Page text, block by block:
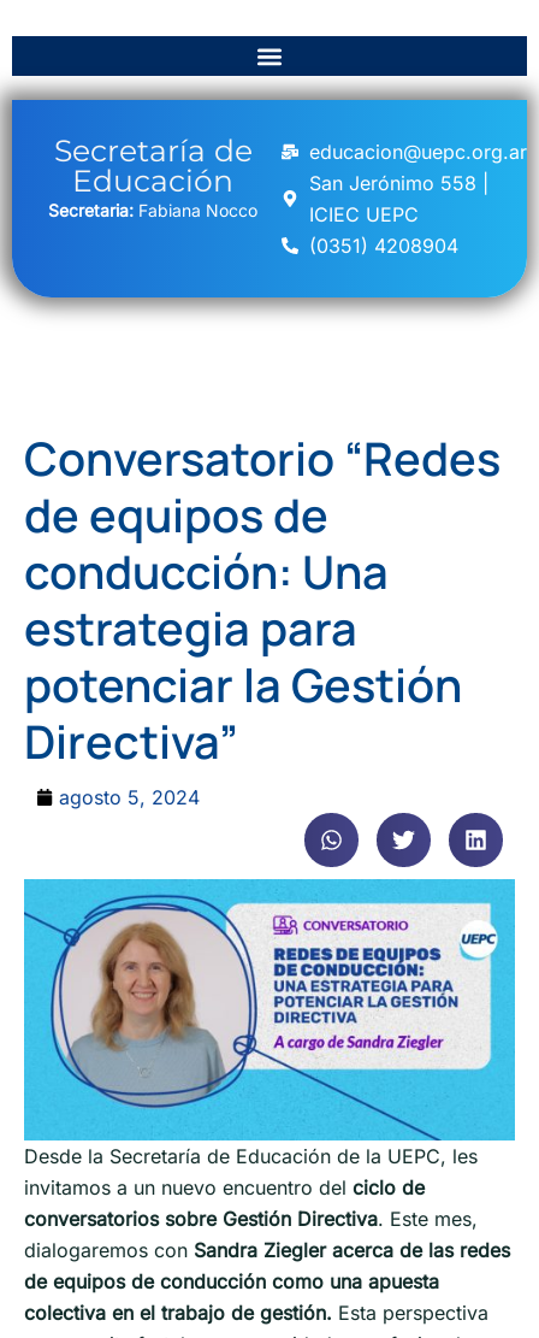
Secretaría de
Educación
Secretaria: Fabiana Nocco
educacion@uepc.org.ar
San Jerónimo 558 |
ICIEC UEPC
(0351) 4208904
Conversatorio “Redes
de equipos de
conducción: Una
estrategia para
potenciar la Gestión
Directiva”
agosto 5, 2024
Desde la Secretaría de Educación de la UEPC, les
invitamos a un nuevo encuentro del ciclo de
conversatorios sobre Gestión Directiva. Este mes,
dialogaremos con Sandra Ziegler acerca de las redes
de equipos de conducción como una apuesta
colectiva en el trabajo de gestión. Esta perspectiva